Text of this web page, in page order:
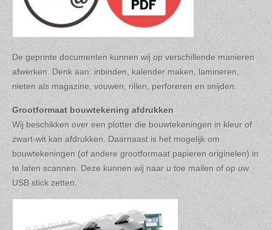
De geprinte documenten kunnen wij op verschillende manieren
afwerken. Denk aan: inbinden, kalender maken, lamineren,
nieten als magazine, vouwen, rillen, perforeren en snijden.
Grootformaat bouwtekening afdrukken
Wij beschikken over een plotter die bouwtekeningen in kleur of
zwart-wit kan afdrukken. Daarnaast is het mogelijk om
bouwtekeningen (of andere grootformaat papieren originelen) in
te laten scannen. Deze kunnen wij naar u toe mailen of op uw
USB stick zetten.